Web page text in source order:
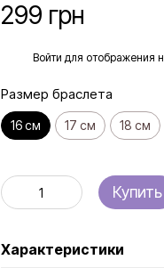
299 грн
Войти для отображения
Размер браслета
16 см 17 см 18 см
Купить
Характеристики